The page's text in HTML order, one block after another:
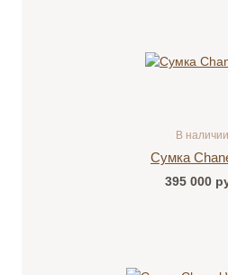
В наличии
Сумка
395 000